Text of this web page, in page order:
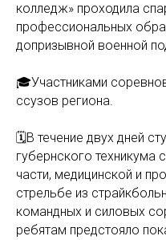
колледж» проходила
профессиональных
допризывной военной
🎓Участниками
ссузов региона.
🗓️В течение двух дней
губернского техникума
части, медицинской и
стрельбе из
командных и силовых
ребятам предстояло